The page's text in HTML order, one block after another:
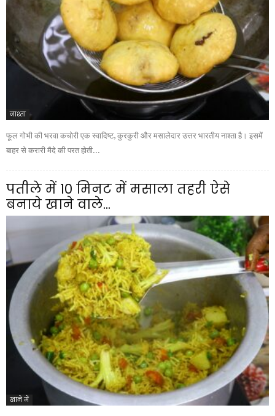
नाश्ता
फूल गोभी की भरवा कचोरी एक स्वादिष्ट, कुरकुरी और मसालेदार उत्तर भारतीय नाश्ता है। इसमें
बाहर से करारी मैदे की परत होती...
पतीले में 10 मिनट में मसाला तहरी ऐसे
बनाये खाने वाले...
खाने में